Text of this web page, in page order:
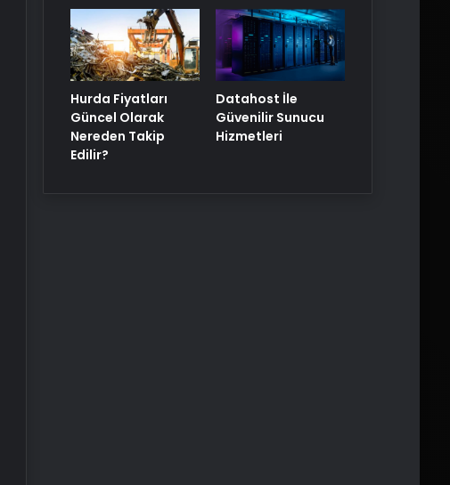
Hurda Fiyatları
Güncel Olarak
Nereden Takip
Edilir?
Datahost İle
Güvenilir Sunucu
Hizmetleri